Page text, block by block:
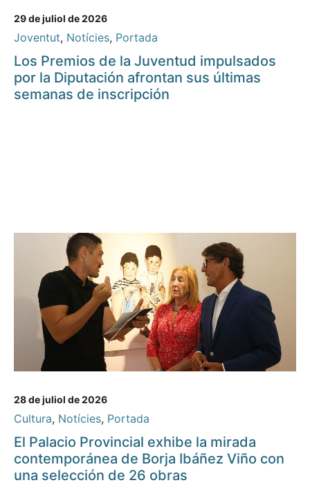
29 de juliol de 2026
Joventut, Notícies, Portada
Los Premios de la Juventud impulsados
por la Diputación afrontan sus últimas
semanas de inscripción
28 de juliol de 2026
Cultura, Notícies, Portada
El Palacio Provincial exhibe la mirada
contemporánea de Borja Ibáñez Viño con
una selección de 26 obras